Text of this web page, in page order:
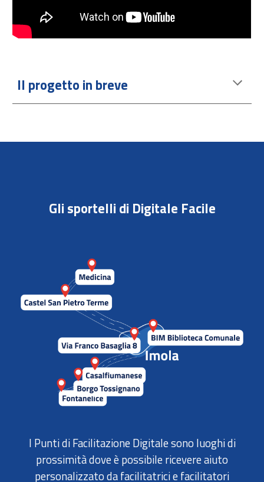
Il progetto in breve
Gli sportelli di Digitale Facile
I Punti di Facilitazione Digitale sono luoghi di
prossimità dove è possibile ricevere aiuto
personalizzato da facilitatrici e facilitatori